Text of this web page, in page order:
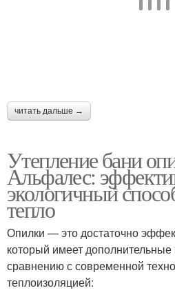
читать дальше →
Утепление бани
Альфалес:
экологичный
тепло
Опилки — это достаточно
который имеет
сравнению с современной
теплоизоляцией: